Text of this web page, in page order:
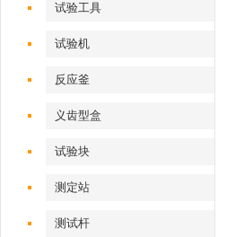
试验工具
试验机‌
反应釜
义齿型盒
试验块
测定站‌
测试杆